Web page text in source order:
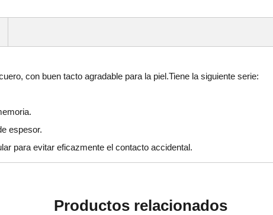
con buen tacto agradable para la piel.Tiene la siguiente serie:
espesor.
para evitar eficazmente el contacto accidental.
Productos relacionados